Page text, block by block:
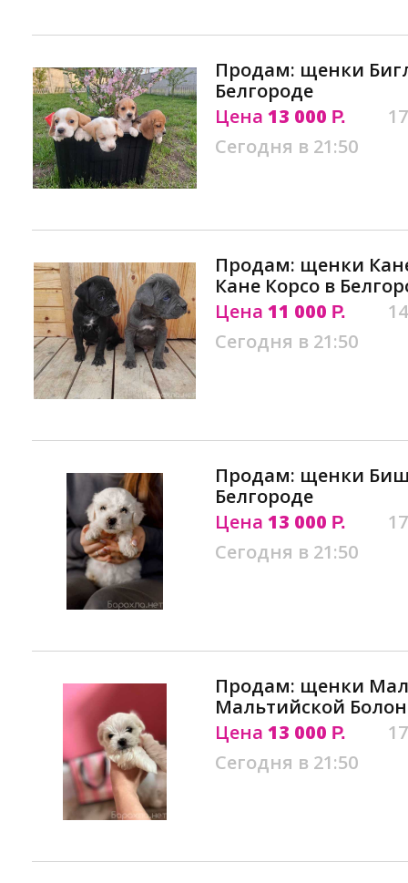
Продам: щенки
Белгороде
Цена 13 000 Р.
Сегодня в 21:50
Продам: щенки
Кане Корсо в
Цена 11 000 Р.
Сегодня в 21:50
Продам: щенки
Белгороде
Цена 13 000 Р.
Сегодня в 21:50
Продам: щенки
Мальтийской
Цена 13 000 Р.
Сегодня в 21:50